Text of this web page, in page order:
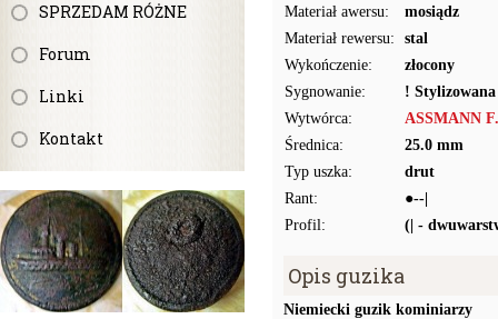
SPRZEDAM RÓŻNE
Forum
Linki
Kontakt
Materiał awersu:
mosiądz
Materiał rewersu:
stal
Wykończenie:
złocony
Sygnowanie:
!
Wytwórca:
ASSMANN
Średnica:
25.0 mm
Typ uszka:
drut
Rant:
●--|
Profil:
(| -
Opis guzika
Niemiecki guzik kominiarzy